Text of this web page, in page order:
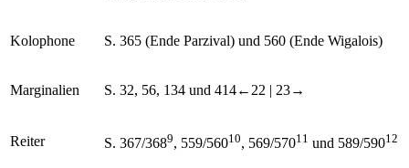
Kolophone S. 365 (Ende Parzival) und 560 (Ende Wigalois)
Marginalien S. 32, 56, 134 und 414←22 | 23→
Reiter S. 367/3689, 559/56010, 569/57011 und 589/59012